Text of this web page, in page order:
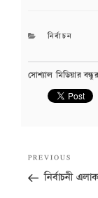
CATEGORIES
নির্বাচন
সোশ্যাল মিডিয়ার
navigation
Previous
Post
PREVIOUS
নির্বাচনী